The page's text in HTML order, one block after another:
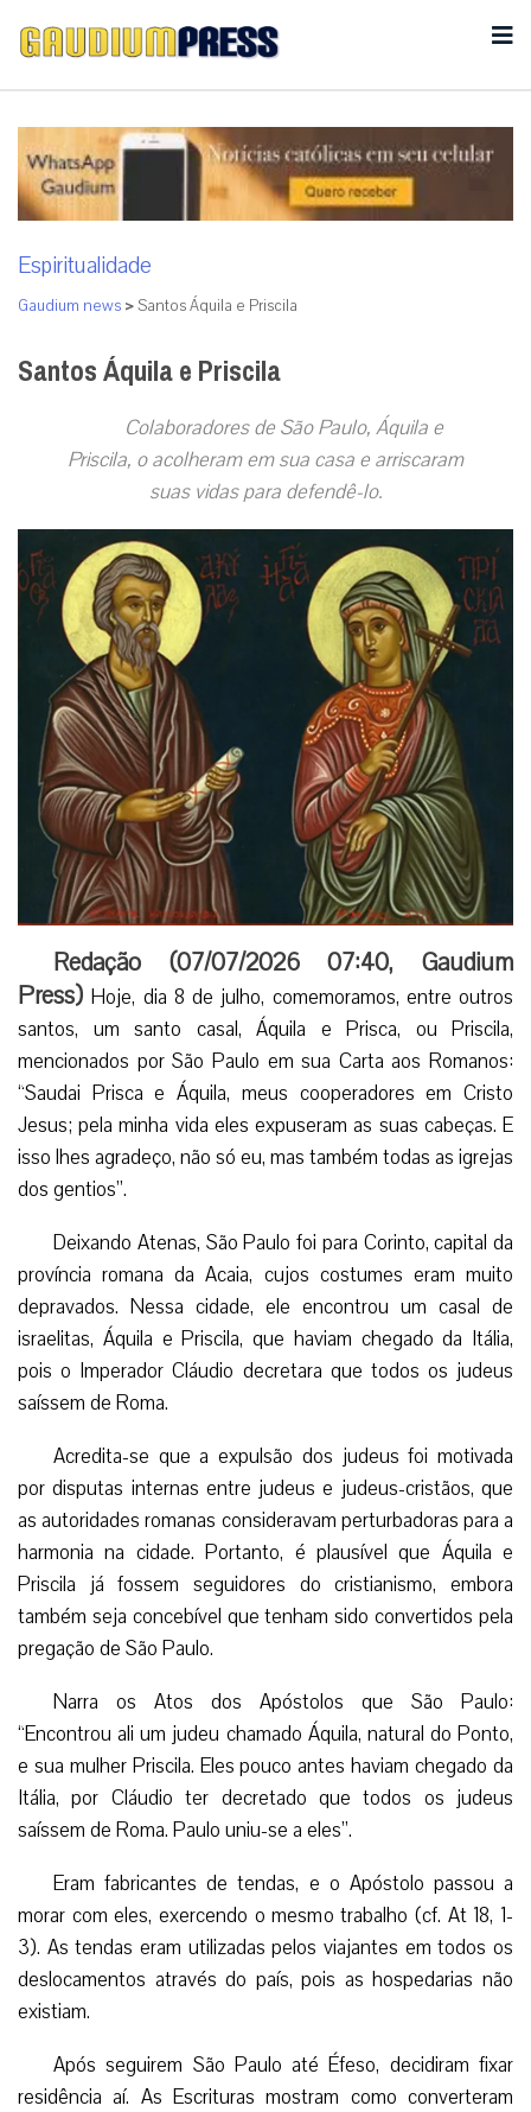
Espiritualidade
Gaudium news >Santos Áquila e Priscila
Santos Áquila e Priscila
Colaboradores de São Paulo, Áquila e
Priscila, o acolheram em sua casa e arriscaram
suas vidas para defendê-lo.
Redação (07/07/2026 07:40,Gaudium
Press)Hoje, dia 8 de julho, comemoramos, entre outros
santos, um santo casal, Áquila e Prisca, ou Priscila,
mencionados por São Paulo em sua Carta aos Romanos:
“Saudai Prisca e Áquila, meus cooperadores em Cristo
Jesus; pela minha vida eles expuseram as suas cabeças. E
isso lhes agradeço, não só eu, mas também todas as igrejas
dos gentios”.
Deixando Atenas, São Paulo foi para Corinto, capital da
província romana da Acaia, cujos costumes eram muito
depravados. Nessa cidade, ele encontrou um casal de
israelitas, Áquila e Priscila, que haviam chegado da Itália,
pois o Imperador Cláudio decretara que todos os judeus
saíssem de Roma.
Acredita-se que a expulsão dos judeus foi motivada
por disputas internas entre judeus e judeus-cristãos, que
as autoridades romanas consideravam perturbadoras para a
harmonia na cidade. Portanto, é plausível que Áquila e
Priscila já fossem seguidores do cristianismo, embora
também seja concebível que tenham sido convertidos pela
pregação de São Paulo.
Narra os Atos dos Apóstolos que São Paulo:
“Encontrou ali um judeu chamado Áquila, natural do Ponto,
e sua mulher Priscila. Eles pouco antes haviam chegado da
Itália, por Cláudio ter decretado que todos os judeus
saíssem de Roma. Paulo uniu-se a eles”.
Eram fabricantes de tendas, e o Apóstolo passou a
morar com eles, exercendo o mesmo trabalho (cf. At 18, 1-
3). As tendas eram utilizadas pelos viajantes em todos os
deslocamentos através do país, pois as hospedarias não
existiam.
Após seguirem São Paulo até Éfeso, decidiram fixar
residência aí. As Escrituras mostram como converteram